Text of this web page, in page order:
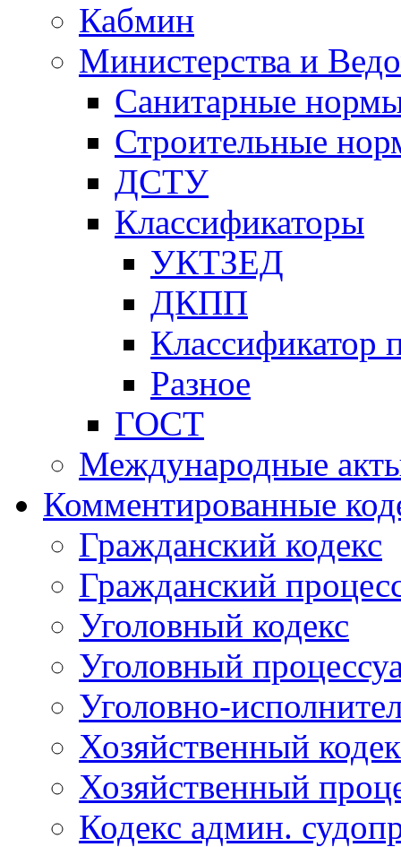
Кабмин
Министерства и
Санитарные
Строительные
ДСТУ
Классификаторы
УКТЗЕД
ДКПП
Классификатор
Разное
ГОСТ
Международные
Комментированные
Гражданский кодекс
Гражданский
Уголовный кодекс
Уголовный
Уголовно-
Хозяйственный
Хозяйственный
Кодекс админ.